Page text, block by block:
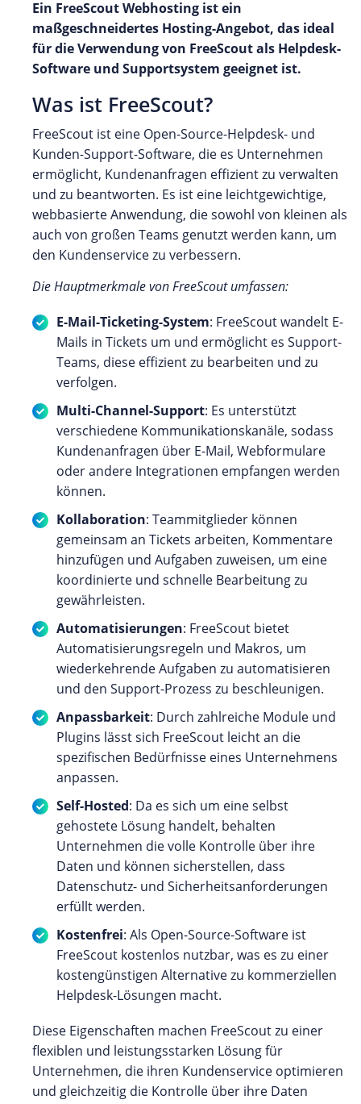
Ein FreeScout Webhosting ist ein
maßgeschneidertes Hosting-Angebot, das ideal
für die Verwendung von FreeScout als Helpdesk-
Software und Supportsystem geeignet ist.
Was ist FreeScout?
FreeScout ist eine Open-Source-Helpdesk- und
Kunden-Support-Software, die es Unternehmen
ermöglicht, Kundenanfragen effizient zu verwalten
und zu beantworten. Es ist eine leichtgewichtige,
webbasierte Anwendung, die sowohl von kleinen als
auch von großen Teams genutzt werden kann, um
den Kundenservice zu verbessern.
Die Hauptmerkmale von FreeScout umfassen:
E-Mail-Ticketing-System: FreeScout wandelt E-
Mails in Tickets um und ermöglicht es Support-
Teams, diese effizient zu bearbeiten und zu
verfolgen.
Multi-Channel-Support: Es unterstützt
verschiedene Kommunikationskanäle, sodass
Kundenanfragen über E-Mail, Webformulare
oder andere Integrationen empfangen werden
können.
Kollaboration: Teammitglieder können
gemeinsam an Tickets arbeiten, Kommentare
hinzufügen und Aufgaben zuweisen, um eine
koordinierte und schnelle Bearbeitung zu
gewährleisten.
Automatisierungen: FreeScout bietet
Automatisierungsregeln und Makros, um
wiederkehrende Aufgaben zu automatisieren
und den Support-Prozess zu beschleunigen.
Anpassbarkeit: Durch zahlreiche Module und
Plugins lässt sich FreeScout leicht an die
spezifischen Bedürfnisse eines Unternehmens
anpassen.
Self-Hosted: Da es sich um eine selbst
gehostete Lösung handelt, behalten
Unternehmen die volle Kontrolle über ihre
Daten und können sicherstellen, dass
Datenschutz- und Sicherheitsanforderungen
erfüllt werden.
Kostenfrei: Als Open-Source-Software ist
FreeScout kostenlos nutzbar, was es zu einer
kostengünstigen Alternative zu kommerziellen
Helpdesk-Lösungen macht.
Diese Eigenschaften machen FreeScout zu einer
flexiblen und leistungsstarken Lösung für
Unternehmen, die ihren Kundenservice optimieren
und gleichzeitig die Kontrolle über ihre Daten